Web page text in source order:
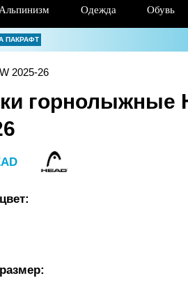
Альпинизм Одежда Обувь
ПАКРАФТ
2025-26
горнолыжные